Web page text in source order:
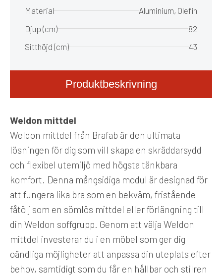
Produktbeskrivning
Weldon mittdel
Weldon mittdel från Brafab är den ultimata
lösningen för dig som vill skapa en skräddarsydd
och flexibel utemiljö med högsta tänkbara
komfort. Denna mångsidiga modul är designad för
att fungera lika bra som en bekväm, fristående
fåtölj som en sömlös mittdel eller förlängning till
din Weldon soffgrupp. Genom att välja Weldon
mittdel investerar du i en möbel som ger dig
oändliga möjligheter att anpassa din uteplats efter
behov, samtidigt som du får en hållbar och stilren
Material
Aluminium, Olefin
Djup (cm)
82
Sitthöjd (cm)
43